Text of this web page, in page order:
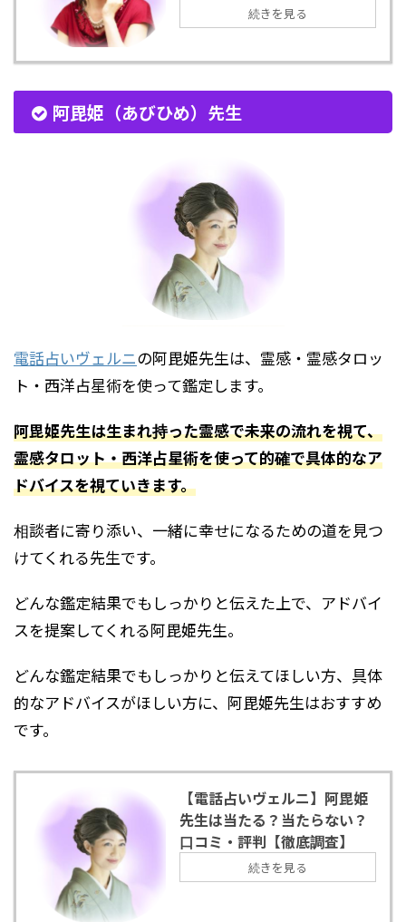
続きを見る
阿毘姫（あびひめ）先生
電話占いヴェルニの阿毘姫先生は、霊感・霊感タロッ
ト・西洋占星術を使って鑑定します。
阿毘姫先生は生まれ持った霊感で未来の流れを視て、
霊感タロット・西洋占星術を使って的確で具体的なア
ドバイスを視ていきます。
相談者に寄り添い、一緒に幸せになるための道を見つ
けてくれる先生です。
どんな鑑定結果でもしっかりと伝えた上で、アドバイ
スを提案してくれる阿毘姫先生。
どんな鑑定結果でもしっかりと伝えてほしい方、具体
的なアドバイスがほしい方に、阿毘姫先生はおすすめ
です。
【電話占いヴェルニ】阿毘姫
先生は当たる？当たらない？
口コミ・評判【徹底調査】
続きを見る